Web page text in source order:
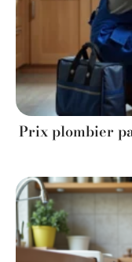
Prix plombier